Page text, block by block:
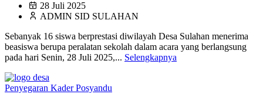
28 Juli 2025
ADMIN SID SULAHAN
Sebanyak 16 siswa berprestasi diwilayah Desa Sulahan menerima
beasiswa berupa peralatan sekolah dalam acara yang berlangsung
pada hari Senin, 28 Juli 2025,... Selengkapnya
Penyegaran Kader Posyandu